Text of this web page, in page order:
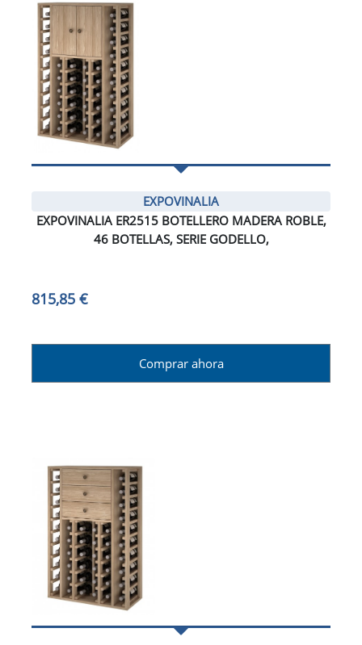
EXPOVINALIA
EXPOVINALIA ER2515 BOTELLERO MADERA ROBLE,
46 BOTELLAS, SERIE GODELLO,
815,85 €
Comprar ahora